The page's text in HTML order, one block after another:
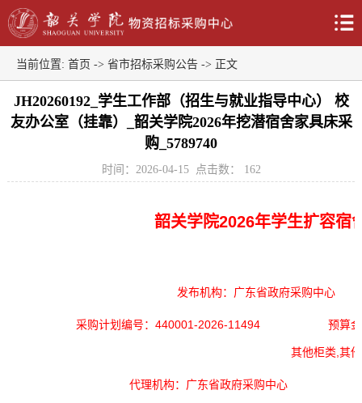
当前位置: 首页 -> 省市招标采购公告 -> 正文
JH20260192_学生工作部（招生与就业指导中心） 校
友办公室（挂靠）_韶关学院2026年挖潜宿舍家具床采
购_5789740
时间：2026-04-15 点击数： 162
韶关学院2026年学生扩容宿
发布机构：广东省政府采购中心
采购计划编号：440001-2026-11494 预算
其他柜类,其
代理机构：广东省政府采购中心